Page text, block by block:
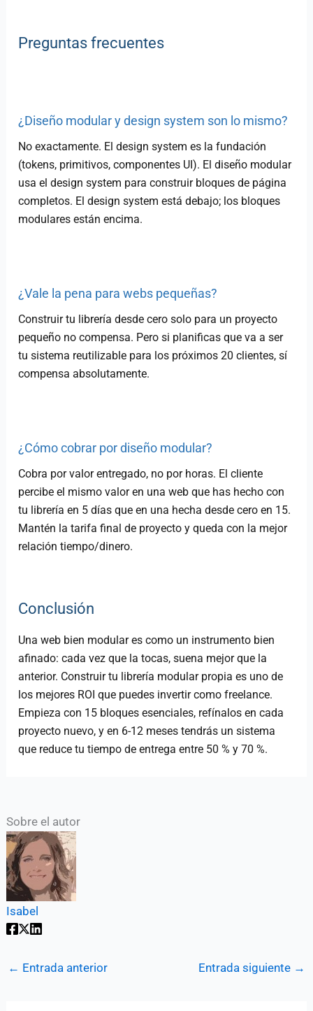
Preguntas frecuentes
¿Diseño modular y design system son lo mismo?
No exactamente. El design system es la fundación
(tokens, primitivos, componentes UI). El diseño modular
usa el design system para construir bloques de página
completos. El design system está debajo; los bloques
modulares están encima.
¿Vale la pena para webs pequeñas?
Construir tu librería desde cero solo para un proyecto
pequeño no compensa. Pero si planificas que va a ser
tu sistema reutilizable para los próximos 20 clientes, sí
compensa absolutamente.
¿Cómo cobrar por diseño modular?
Cobra por valor entregado, no por horas. El cliente
percibe el mismo valor en una web que has hecho con
tu librería en 5 días que en una hecha desde cero en 15.
Mantén la tarifa final de proyecto y queda con la mejor
relación tiempo/dinero.
Conclusión
Una web bien modular es como un instrumento bien
afinado: cada vez que la tocas, suena mejor que la
anterior. Construir tu librería modular propia es uno de
los mejores ROI que puedes invertir como freelance.
Empieza con 15 bloques esenciales, refínalos en cada
proyecto nuevo, y en 6-12 meses tendrás un sistema
que reduce tu tiempo de entrega entre 50 % y 70 %.
Sobre el autor
Isabel
← Entrada anterior Entrada siguiente →